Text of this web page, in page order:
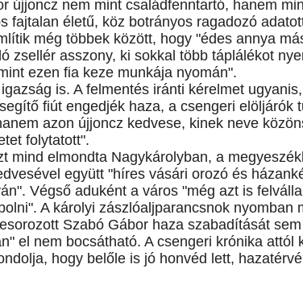
újjoncz nem mint családfenntartó, hanem
fajtalan életű, köz botrányos ragadozó
még többek között, hogy "édes annya
zsellér asszony, ki sokkal több táplálékot
ezen fia keze munkája nyomán".
is. A felmentés iránti kérelmet
fiút engedjék haza, a csengeri elöljárók
azon újjoncz kedvese, kinek neve
folytatott".
mind elmondta Nagykárolyban, a
együtt "híres vásári orozó és
Végső aduként a város "még azt is
A károlyi zászlóaljparancsnok nyomban
Szabó Gábor haza szabadítását
el nem bocsátható. A csengeri krónika attól
hogy belőle is jó honvéd lett,